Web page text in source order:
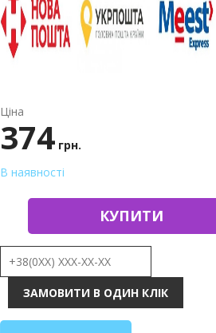
Ціна
374 грн.
В наявності
КУПИТИ